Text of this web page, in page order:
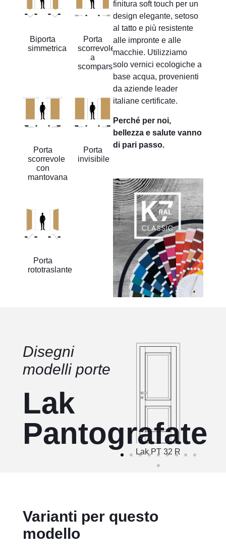
Biporta
simmetrica
Porta
scorrevole
a
scomparsa
Porta
scorrevole
con
mantovana
Porta
invisibile
Porta
rototraslante
finitura soft touch per un
design elegante, setoso
al tatto e più resistente
alle impronte e alle
macchie. Utilizziamo
solo vernici ecologiche a
base acqua, provenienti
da aziende leader
italiane certificate.
Perché per noi,
bellezza e salute vanno
di pari passo.
Disegni
modelli porte
Lak
Pantografate
Lak PT 32 R
Varianti per questo
modello